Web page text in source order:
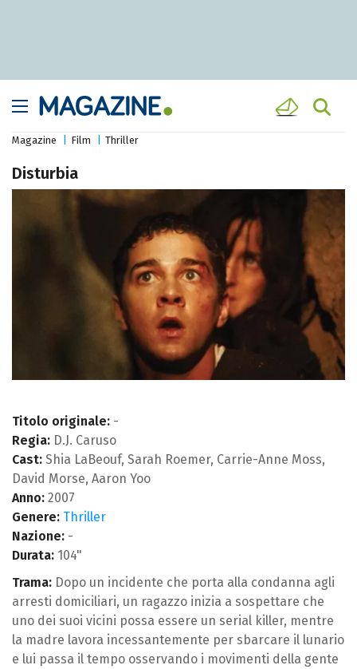
Magazine Film Thriller
Disturbia
Titolo originale: -
Regia: D.J. Caruso
Cast: Shia LaBeouf, Sarah Roemer, Carrie-Anne Moss,
David Morse, Aaron Yoo
Anno: 2007
Genere: Thriller
Nazione: -
Durata: 104"
Trama: Dopo un incidente che porta alla condanna agli
arresti domiciliari, un ragazzo inizia a sospettare che
uno dei suoi vicini possa essere un serial killer, mentre
la madre lavora incessantemente per sbarcare il lunario
e lui passa il tempo osservando i movimenti della gente